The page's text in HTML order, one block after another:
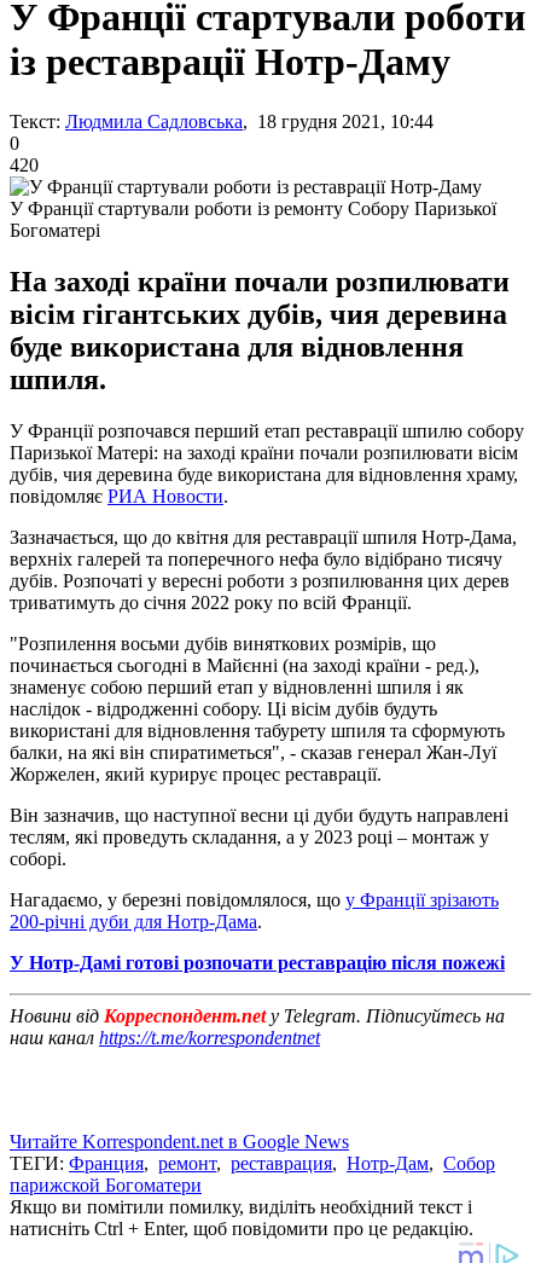
У Франції стартували роботи
із реставрації Нотр-Даму
Текст: Людмила Садловська, 18 грудня 2021, 10:44
0
420
У Франції стартували роботи із ремонту Собору Паризької
Богоматері
На заході країни почали розпилювати
вісім гігантських дубів, чия деревина
буде використана для відновлення
шпиля.
У Франції розпочався перший етап реставрації шпилю собору
Паризької Матері: на заході країни почали розпилювати вісім
дубів, чия деревина буде використана для відновлення храму,
повідомляє РИА Новости.
Зазначається, що до квітня для реставрації шпиля Нотр-Дама,
верхніх галерей та поперечного нефа було відібрано тисячу
дубів. Розпочаті у вересні роботи з розпилювання цих дерев
триватимуть до січня 2022 року по всій Франції.
"Розпилення восьми дубів виняткових розмірів, що
починається сьогодні в Майєнні (на заході країни - ред.),
знаменує собою перший етап у відновленні шпиля і як
наслідок - відродженні собору. Ці вісім дубів будуть
використані для відновлення табурету шпиля та сформують
балки, на які він спиратиметься", - сказав генерал Жан-Луї
Жоржелен, який курирує процес реставрації.
Він зазначив, що наступної весни ці дуби будуть направлені
теслям, які проведуть складання, а у 2023 році – монтаж у
соборі.
Нагадаємо, у березні повідомлялося, що у Франції зрізають
200-річні дуби для Нотр-Дама.
У Нотр-Дамі готові розпочати реставрацію після пожежі
Новини від Корреспондент.netу Telegram. Підписуйтесь на
наш канал https://t.me/korrespondentnet
Читайте Korrespondent.net в Google News
ТЕГИ: Франция, ремонт, реставрация, Нотр-Дам, Собор
парижской Богоматери
Якщо ви помітили помилку, виділіть необхідний текст і
натисніть Ctrl + Enter, щоб повідомити про це редакцію.